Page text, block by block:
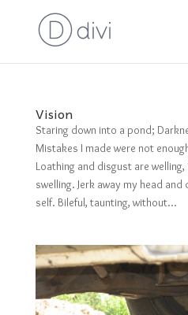
Vision
Staring down into a pond;
Mistakes I made were not
Loathing and disgust are
swelling. Jerk away my head
self. Bileful, taunting, without...